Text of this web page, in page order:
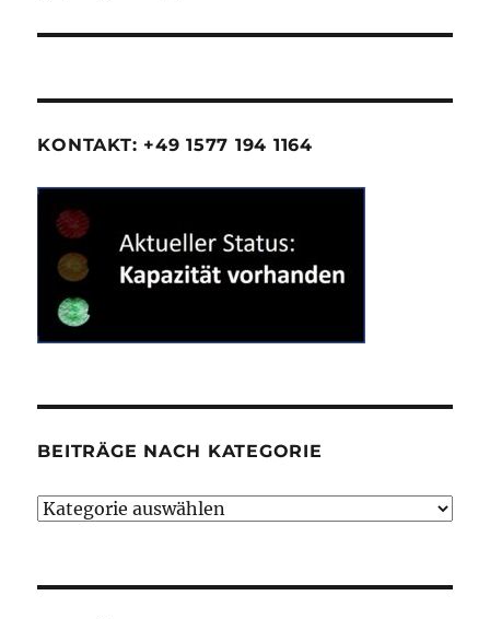
KONTAKT: +49 1577 194 1164
BEITRÄGE NACH KATEGORIE
Beiträge